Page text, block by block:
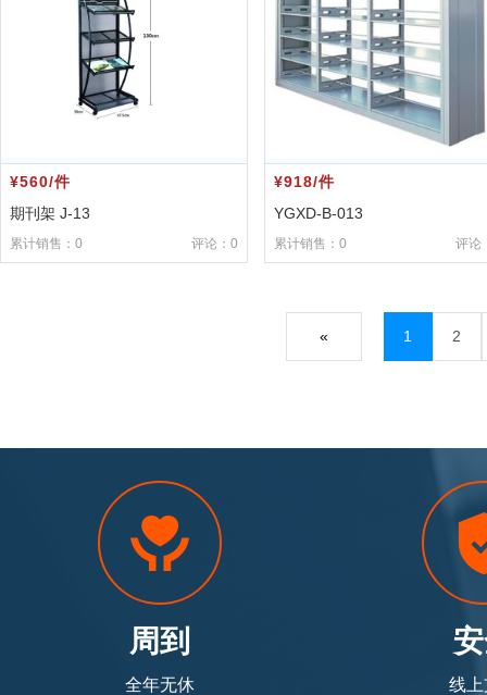
¥560/件
期刊架 J-13
累计销售：0 评论：0
¥918/件
YGXD-B-013
累计销售：0 评论
« 1 2
周到
全年无休
线